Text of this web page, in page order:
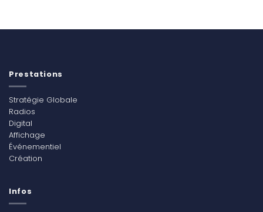
Prestations
Stratégie Globale
Radios
Digital
Affichage
Événementiel
Création
Infos